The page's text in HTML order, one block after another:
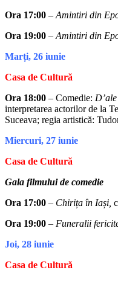
Ora 17:00 – Amintiri din
Ora 19:00 – Amintiri din
Marți, 26 iunie
Casa de Cultură
Ora 18:00 – Comedie: D’
interpretarea actorilor de la
Suceava; regia artistică:
Miercuri, 27 iunie
Casa de Cultură
Gala filmului de comedie
Ora 17:00 – Chirița în Iași,
Ora 19:00 – Funeralii
Joi, 28 iunie
Casa de Cultură